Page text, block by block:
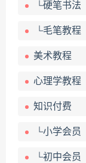
└硬笔书法
└毛笔教程
美术教程
心理学教程
知识付费
└小学会员
└初中会员